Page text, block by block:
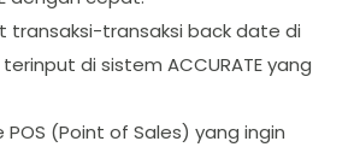
transaksi-transaksi back date di
di sistem ACCURATE yang
(Point of Sales) yang ingin